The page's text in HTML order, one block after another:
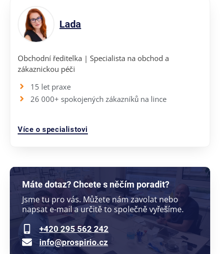
Lada
Obchodní ředitelka | Specialista na obchod a
zákaznickou péči
15 let praxe
26 000+ spokojených zákazníků na lince
Více o specialistovi
Máte dotaz? Chcete s něčím poradit?
Jsme tu pro vás. Můžete nám zavolat nebo
napsat e-mail a určitě to společně vyřešíme.
+420 295 562 242
info@prospirio.cz